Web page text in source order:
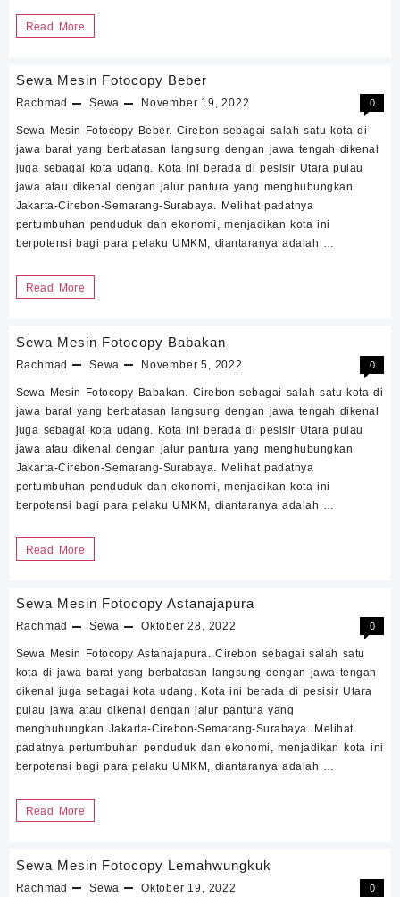
Sewa
Read More
Sewa Mesin Fotocopy Beber
Rachmad Sewa November 19, 2022 0
Sewa Mesin Fotocopy Beber. Cirebon sebagai salah satu kota di
jawa barat yang berbatasan langsung dengan jawa tengah dikenal
juga sebagai kota udang. Kota ini berada di pesisir Utara pulau
jawa atau dikenal dengan jalur pantura yang menghubungkan
Jakarta-Cirebon-Semarang-Surabaya. Melihat padatnya
pertumbuhan penduduk dan ekonomi, menjadikan kota ini
berpotensi bagi para pelaku UMKM, diantaranya adalah …
Sewa
Read More
Sewa Mesin Fotocopy Babakan
Rachmad Sewa November 5, 2022 0
Sewa Mesin Fotocopy Babakan. Cirebon sebagai salah satu kota di
jawa barat yang berbatasan langsung dengan jawa tengah dikenal
juga sebagai kota udang. Kota ini berada di pesisir Utara pulau
jawa atau dikenal dengan jalur pantura yang menghubungkan
Jakarta-Cirebon-Semarang-Surabaya. Melihat padatnya
pertumbuhan penduduk dan ekonomi, menjadikan kota ini
berpotensi bagi para pelaku UMKM, diantaranya adalah …
Sewa
Read More
Sewa Mesin Fotocopy Astanajapura
Rachmad Sewa Oktober 28, 2022 0
Sewa Mesin Fotocopy Astanajapura. Cirebon sebagai salah satu
kota di jawa barat yang berbatasan langsung dengan jawa tengah
dikenal juga sebagai kota udang. Kota ini berada di pesisir Utara
pulau jawa atau dikenal dengan jalur pantura yang
menghubungkan Jakarta-Cirebon-Semarang-Surabaya. Melihat
padatnya pertumbuhan penduduk dan ekonomi, menjadikan kota ini
berpotensi bagi para pelaku UMKM, diantaranya adalah …
Sewa
Read More
Sewa Mesin Fotocopy Lemahwungkuk
Rachmad Sewa Oktober 19, 2022 0